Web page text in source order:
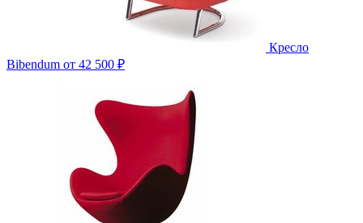
Кресло
Bibendum от 42 500 ₽